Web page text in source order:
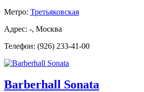
Метро: Третьяковская
Адрес: -, Москва
Телефон: (926) 233-41-00
Barberhall Sonata